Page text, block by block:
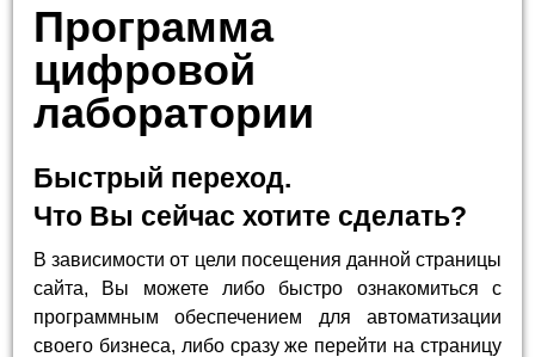
Программа
цифровой
лаборатории
Быстрый переход.
Что Вы сейчас хотите сделать?
В зависимости от цели посещения данной страницы
сайта, Вы можете либо быстро ознакомиться с
программным обеспечением для автоматизации
своего бизнеса, либо сразу же перейти на страницу